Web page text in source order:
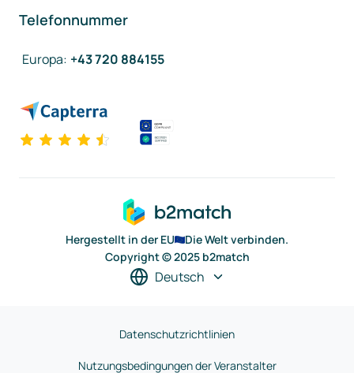
Telefonnummer
Europa: +43 720 884155
Hergestellt in der EU
Die Welt verbinden.
Copyright © 2025 b2match
Deutsch
Datenschutzrichtlinien
Nutzungsbedingungen der Veranstalter